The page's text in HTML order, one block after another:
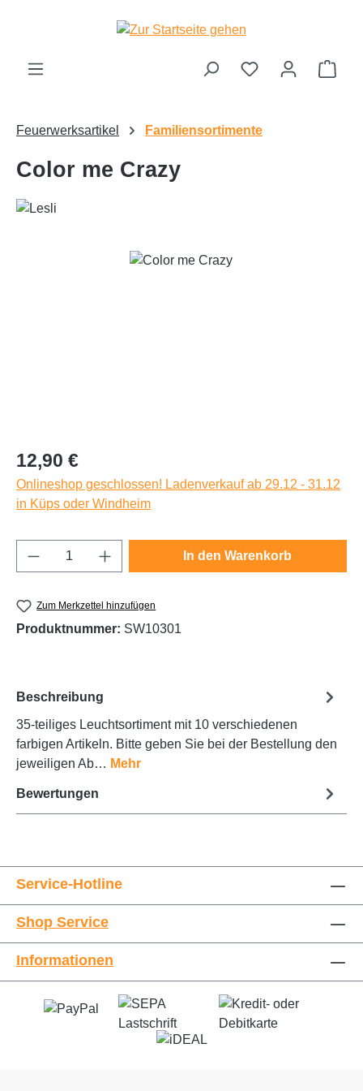
Zum Hauptinhalt springen
Feuerwerksartikel Familiensortimente
Color me Crazy
Bildergalerie überspringen
Regulärer Preis:
12,90 €
Onlineshop geschlossen! Ladenverkauf ab 29.12 - 31.12
in Küps oder Windheim
Produkt Anzahl: Gib den gewünschten
In den Warenkorb
Zum Merkzettel hinzufügen
Produktnummer: SW10301
Beschreibung
35-teiliges Leuchtsortiment mit 10 verschiedenen
farbigen Artikeln. Bitte geben Sie bei der Bestellung den
jeweiligen Ab… Mehr
Bewertungen
Service-Hotline
Shop Service
Informationen